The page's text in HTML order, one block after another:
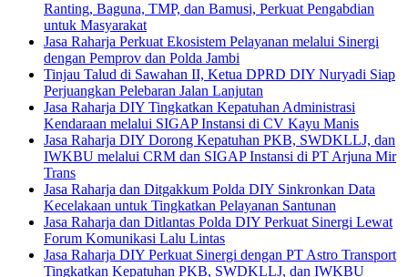
Ranting, Baguna, TMP, dan Bamusi, Perkuat Pengabdian
untuk Masyarakat
Jasa Raharja Perkuat Ekosistem Pelayanan melalui Sinergi
dengan Pemprov dan Polda Jambi
Tinjau Talud di Sawahan II, Ketua DPRD DIY Nuryadi Siap
Perjuangkan Pelebaran Jalan Lanjutan
Jasa Raharja DIY Tingkatkan Kepatuhan Administrasi
Kendaraan melalui SIGAP Instansi di CV Kayu Manis
Jasa Raharja DIY Dorong Kepatuhan PKB, SWDKLLJ, dan
IWKBU melalui CRM dan SIGAP Instansi di PT Arjuna Mir
Trans
Jasa Raharja dan Ditgakkum Polda DIY Sinkronkan Data
Kecelakaan untuk Tingkatkan Pelayanan Santunan
Jasa Raharja dan Ditlantas Polda DIY Perkuat Sinergi Lewat
Forum Komunikasi Lalu Lintas
Jasa Raharja DIY Perkuat Sinergi dengan PT Astro Transport
Tingkatkan Kepatuhan PKB, SWDKLLJ, dan IWKBU